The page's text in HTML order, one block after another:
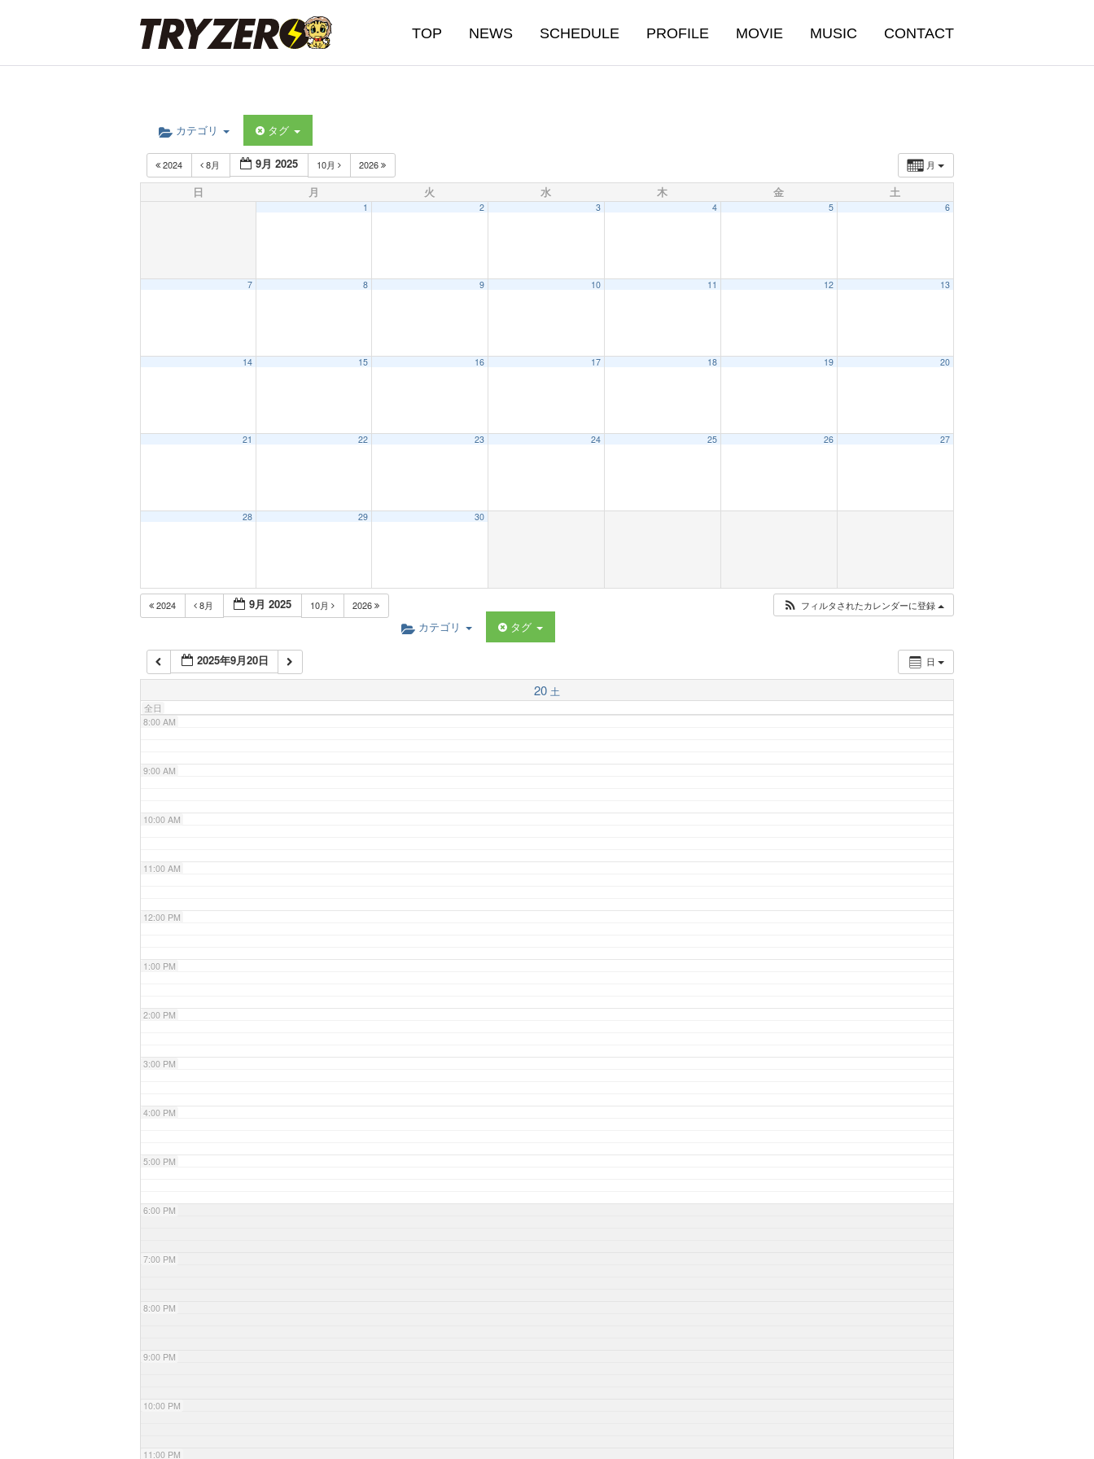
TOP NEWS SCHEDULE PROFILE MOVIE MUSIC CONTACT
カテゴリ タグ
月
2024 8月 9月 2025 10月 2026
日 月 火 水 木 金 土
1 2 3 4 5 6
7 8 9 10 11 12 13
14 15 16 17 18 19 20
21 22 23 24 25 26 27
28 29 30
2024 8月 9月 2025 10月 2026 フィルタされたカレンダーに登録
カテゴリ タグ
日
2025年9月20日
20 土
全日
7:00 AM
8:00 AM
9:00 AM
10:00 AM
11:00 AM
12:00 PM
1:00 PM
2:00 PM
3:00 PM
4:00 PM
5:00 PM
6:00 PM
7:00 PM
8:00 PM
9:00 PM
10:00 PM
11:00 PM